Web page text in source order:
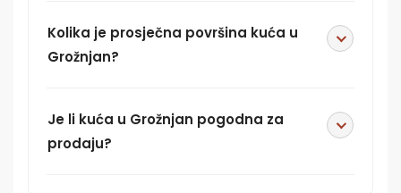
Kolika je prosječna površina kuća u
Grožnjan?
Je li kuća u Grožnjan pogodna za
prodaju?